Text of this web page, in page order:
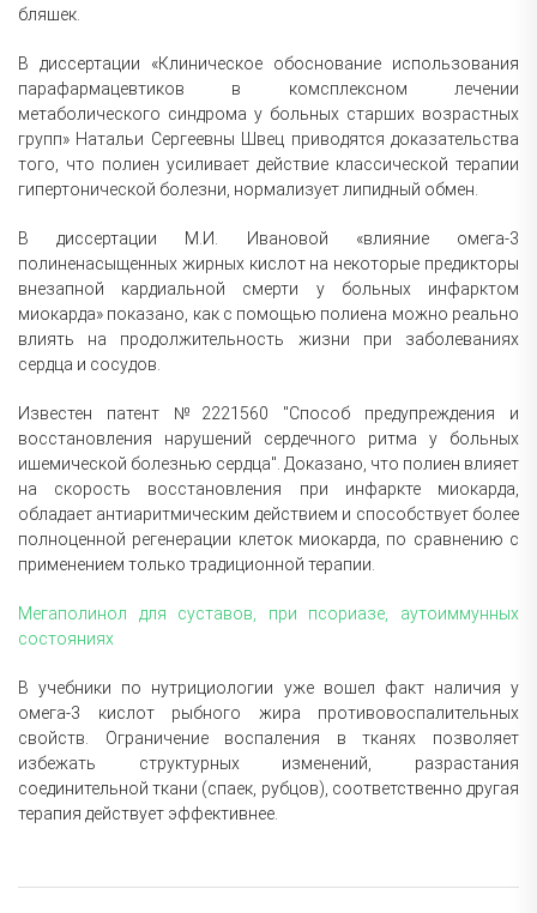
бляшек.
В диссертации «Клиническое обоснование использования
парафармацевтиков в комсплексном лечении
метаболического синдрома у больных старших возрастных
групп» Натальи Сергеевны Швец приводятся доказательства
того, что полиен усиливает действие классической терапии
гипертонической болезни, нормализует липидный обмен.
В диссертации М.И. Ивановой «влияние омега-3
полиненасыщенных жирных кислот на некоторые предикторы
внезапной кардиальной смерти у больных инфарктом
миокарда» показано, как с помощью полиена можно реально
влиять на продолжительность жизни при заболеваниях
сердца и сосудов.
Известен патент №2221560 "Способ предупреждения и
восстановления нарушений сердечного ритма у больных
ишемической болезнью сердца". Доказано, что полиен влияет
на скорость восстановления при инфаркте миокарда,
обладает антиаритмическим действием и способствует более
полноценной регенерации клеток миокарда, по сравнению с
применением только традиционной терапии.
Мегаполинол для суставов, при псориазе, аутоиммунных
состояниях
В учебники по нутрициологии уже вошел факт наличия у
омега-3 кислот рыбного жира противовоспалительных
свойств. Ограничение воспаления в тканях позволяет
избежать структурных изменений, разрастания
соединительной ткани (спаек, рубцов), соответственно другая
терапия действует эффективнее.